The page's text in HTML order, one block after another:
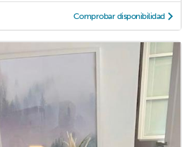
Comprobar disponibilidad